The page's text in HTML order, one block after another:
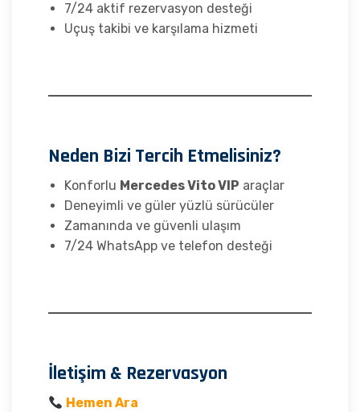
7/24 aktif rezervasyon desteği
Uçuş takibi ve karşılama hizmeti
Neden Bizi Tercih Etmelisiniz?
Konforlu Mercedes Vito VIP araçlar
Deneyimli ve güler yüzlü sürücüler
Zamanında ve güvenli ulaşım
7/24 WhatsApp ve telefon desteği
İletişim & Rezervasyon
Hemen Ara